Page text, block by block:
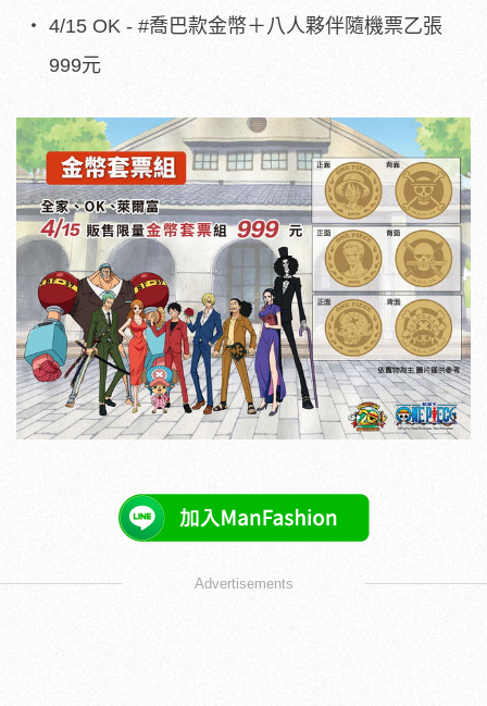
4/15 OK - #喬巴款金幣＋八人夥伴隨機票乙張
999元
Advertisements